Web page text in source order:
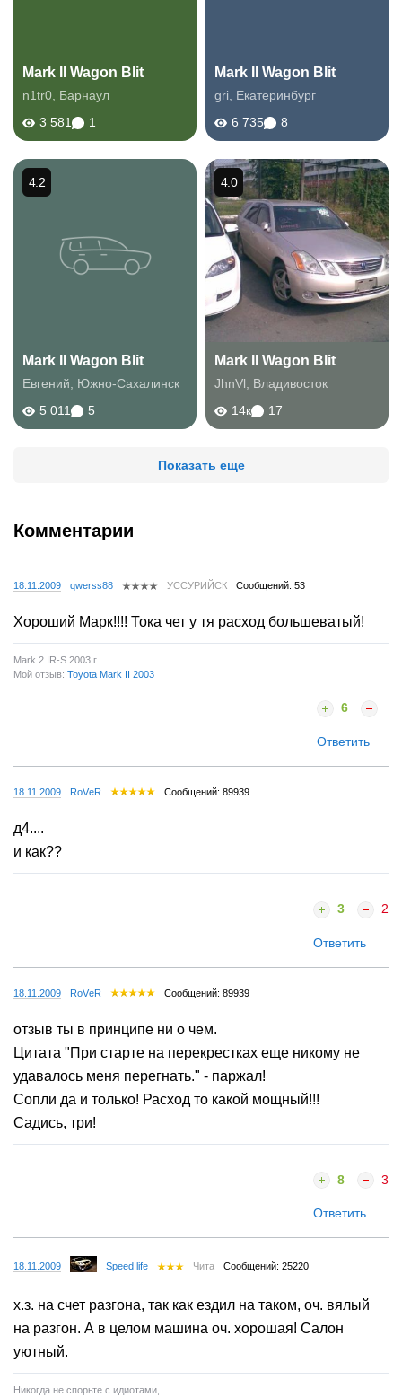
Mark II Wagon Blit
n1tr0 Барнаул
3 581
1
Mark II Wagon Blit
gri
Екатеринбург
6 735
8
Mark II Wagon Blit
Евгений
Южно-Сахалинск
5 011
5
4.2
Mark II Wagon Blit
JhnVl
Владивосток
14к
17
4.0
Показать еще
Комментарии
18.11.2009 qwerss88 УССУРИЙСК Сообщений: 53
Хороший Марк!!!! Тока чет у тя расход большеватый!
Mark 2 IR-S 2003 г.
Мой отзыв: Toyota Mark II 2003
6
Ответить
18.11.2009 RoVеR Сообщений: 89939
д4....
и как??
3 2
Ответить
18.11.2009 RoVеR Сообщений: 89939
отзыв ты в принципе ни о чем.
Цитата "При старте на перекрестках еще никому не
удавалось меня перегнать." - паржал!
Сопли да и только! Расход то какой мощный!!!
Садись, три!
8 3
Ответить
18.11.2009 Speed life Чита Сообщений: 25220
х.з. на счет разгона, так как ездил на таком, оч. вялый
на разгон. А в целом машина оч. хорошая! Салон
уютный.
Никогда не спорьте с идиотами,